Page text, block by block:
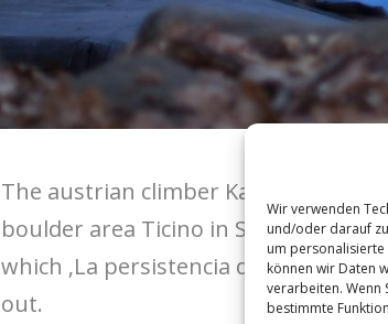
Wir verwenden
und/oder darauf
um personalisierte
können wir Daten
verarbeiten. Wenn
bestimmte
The austrian climber Karo
boulder area Ticino in Switzerland
which ‚La persistencia de la
out.